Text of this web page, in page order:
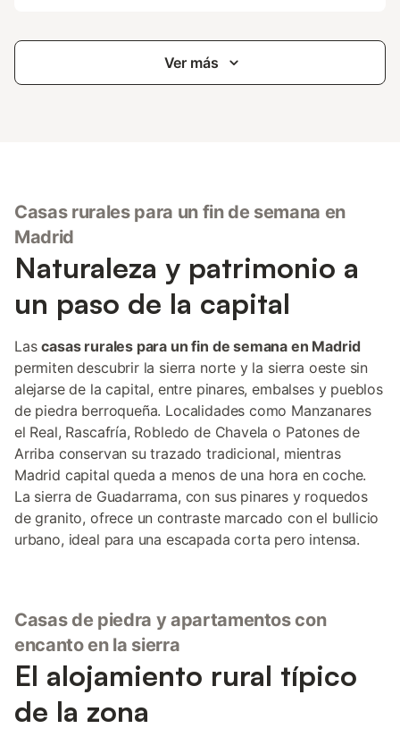
Ver más
Casas rurales para un fin de semana en
Madrid
Naturaleza y patrimonio a
un paso de la capital
Lascasas rurales para un fin de semana en Madrid
permiten descubrir la sierra norte y la sierra oeste sin
alejarse de la capital, entre pinares, embalses y pueblos
de piedra berroqueña. Localidades como Manzanares
el Real, Rascafría, Robledo de Chavela o Patones de
Arriba conservan su trazado tradicional, mientras
Madrid capital queda a menos de una hora en coche.
La sierra de Guadarrama, con sus pinares y roquedos
de granito, ofrece un contraste marcado con el bullicio
urbano, ideal para una escapada corta pero intensa.
Casas de piedra y apartamentos con
encanto en la sierra
El alojamiento rural típico
de la zona